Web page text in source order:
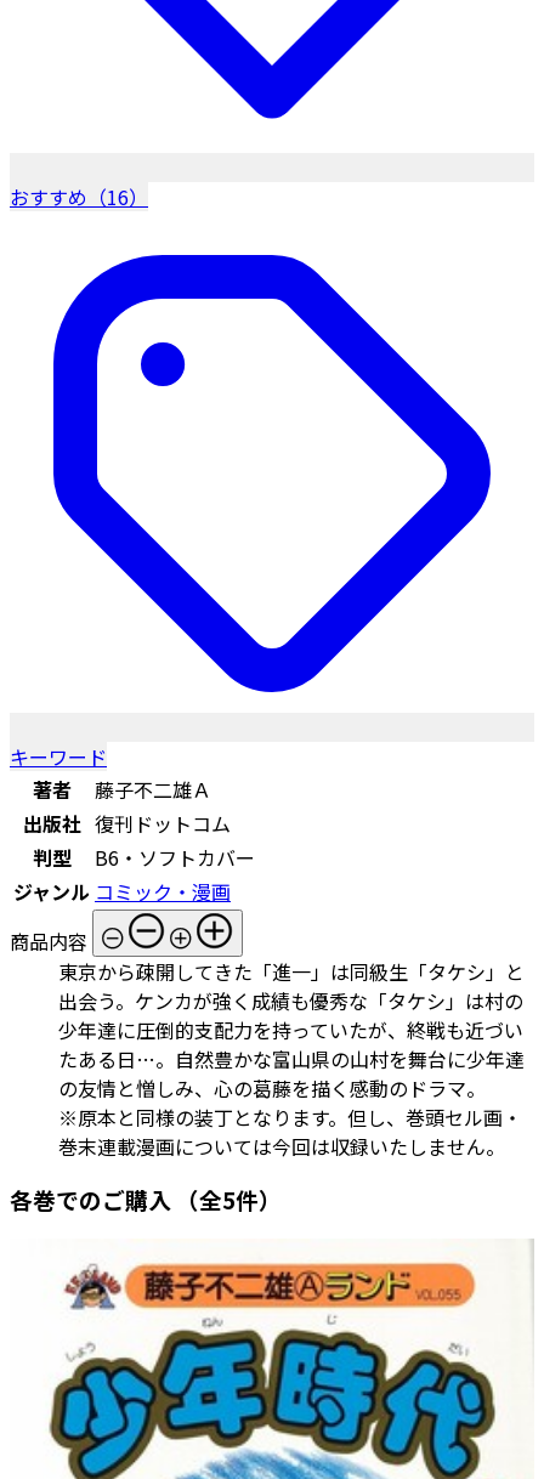
おすすめ（16）
キーワード
著者
藤子不二雄Ａ
出版社 復刊ドットコム
判型
B6・ソフトカバー
ジャンル コミック・漫画
商品内容
東京から疎開してきた「進一」は同級生「タケシ」と
出会う。ケンカが強く成績も優秀な「タケシ」は村の
少年達に圧倒的支配力を持っていたが、終戦も近づい
たある日…。自然豊かな富山県の山村を舞台に少年達
の友情と憎しみ、心の葛藤を描く感動のドラマ。
※原本と同様の装丁となります。但し、巻頭セル画・
巻末連載漫画については今回は収録いたしません。
各巻でのご購入 （全5件）